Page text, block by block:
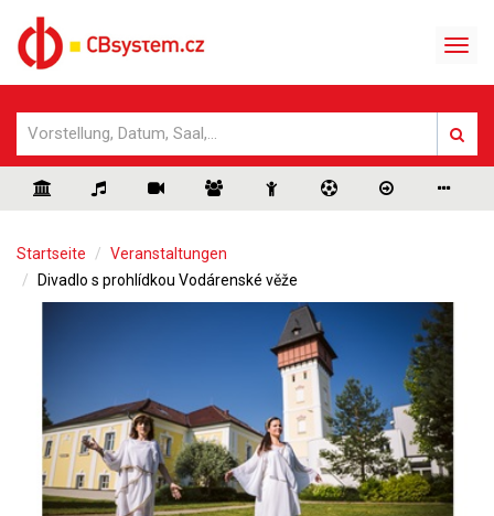
Startseite
Veranstaltungen
Divadlo s prohlídkou Vodárenské věže